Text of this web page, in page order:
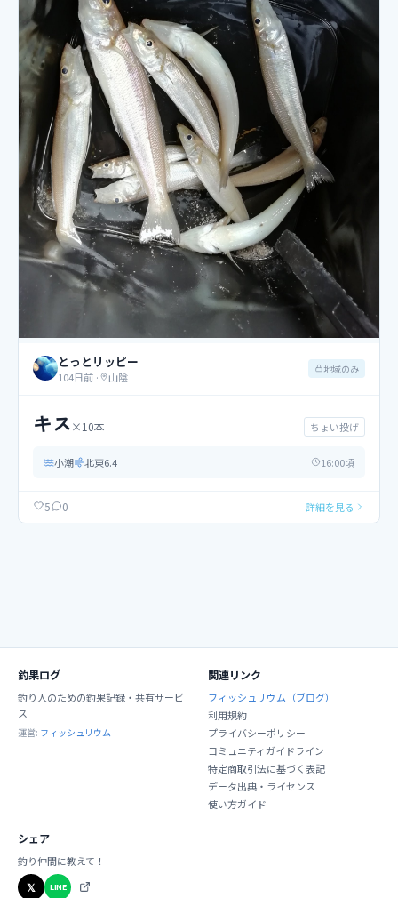
とっとリッピー
104日前 · 山陰
地域のみ
キス×10本 ちょい投げ
小潮 北東6.4 16:00頃
5 0 詳細を見る
釣果ログ
釣り人のための釣果記録・共有サービ
ス
運営: フィッシュリウム
関連リンク
フィッシュリウム（ブログ）
利用規約
プライバシーポリシー
コミュニティガイドライン
特定商取引法に基づく表記
データ出典・ライセンス
使い方ガイド
シェア
釣り仲間に教えて！
𝕏 LINE